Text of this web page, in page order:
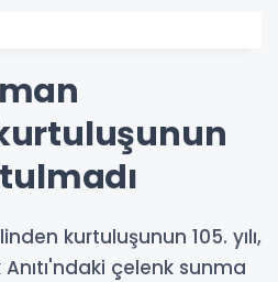
kurtuluşunun 105. yılı,
çelenk sunma